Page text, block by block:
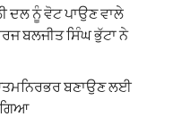
ਦਲ ਨੂੰ ਵੋਟ ਪਾਉਣ ਵਾਲੇ
ਬਲਜੀਤ ਸਿੰਘ ਭੁੱਟਾ ਨੇ
ਬਣਾਉਣ ਲਈ